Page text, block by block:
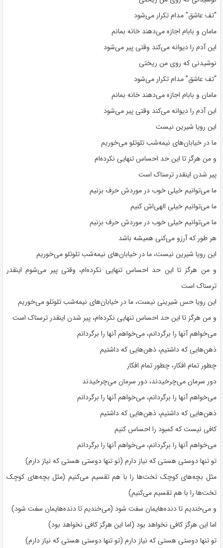
“تف عاشق” مدام تکرار می‌شود
مامان و بابام اجازه می‌دهند خانه بمانم
این آدم را دیوانه می‌کند وقتی پیر می‌شود
نوشیدنی که روی من ریختی
“تف عاشق” مدام تکرار می‌شود
مامان و بابام اجازه می‌دهند خانه بمانم
این آدم را دیوانه می‌کند وقتی پیر می‌شود
این رویا شیرین نیست
ما در خیابان‌های نیمه‌شب تلوتلو می‌خوریم
و من هرگز تا این حد احساس تنهایی نکرده‌ام
پیر شدن اینقدر ترسناک است
ما می‌توانیم خیلی خوب در موردش حرف بزنیم
ما می‌توانیم خیلی الهی‌اش کنیم
ما می‌توانیم خیلی خوب در موردش حرف بزنیم
هر طور که آرزو می‌کنی همیشه باشد
این رویا شیرین نیست، ما در خیابان‌های نیمه‌شب تلوتلو می‌خوریم
و من هرگز تا این حد احساس تنهایی نکرده‌ام، وقتی پیر می‌شوم اینقدر
ترسناک است
این رویا حس شیرینی نیست، ما در خیابان‌های نیمه‌شب تلوتلو می‌خوریم
و من هرگز تا این حد احساس تنهایی نکرده‌ام، پیر شدن اینقدر ترسناک است
می‌خواهم آنها را برگردانم، می‌خواهم آنها را برگردانم
ذهن‌هایی که داشتیم، ذهن‌هایی که داشتیم
چطور تمام افکار، چطور تمام افکار
دور سرمان می‌چرخیدند، دور سرمان می‌چرخیدند
می‌خواهم آنها را برگردانم، می‌خواهم آنها را برگردانم
ذهن‌هایی که داشتیم، ذهن‌هایی که داشتیم
کافی نیست که کمبود را احساس کنیم
می‌خواهم آنها را برگردانم، می‌خواهم آنها را برگردانم
تو تنها دوستی هستی که نیاز دارم (تو تنها دوستی هستی که نیاز دارم)
مثل بچه‌های کوچک تخت‌ها را با هم تقسیم می‌کنیم (مثل بچه‌های کوچک
تخت‌ها را با هم تقسیم می‌کنیم)
و می‌خندیم تا دنده‌هایمان سفت شود (می‌خندیم تا دنده‌هایمان سفت شود)
اما این هرگز کافی نخواهد بود (اما این هرگز کافی نخواهد بود)
تو تنها دوستی هستی که نیاز دارم (تو تنها دوستی هستی که نیاز دارم)